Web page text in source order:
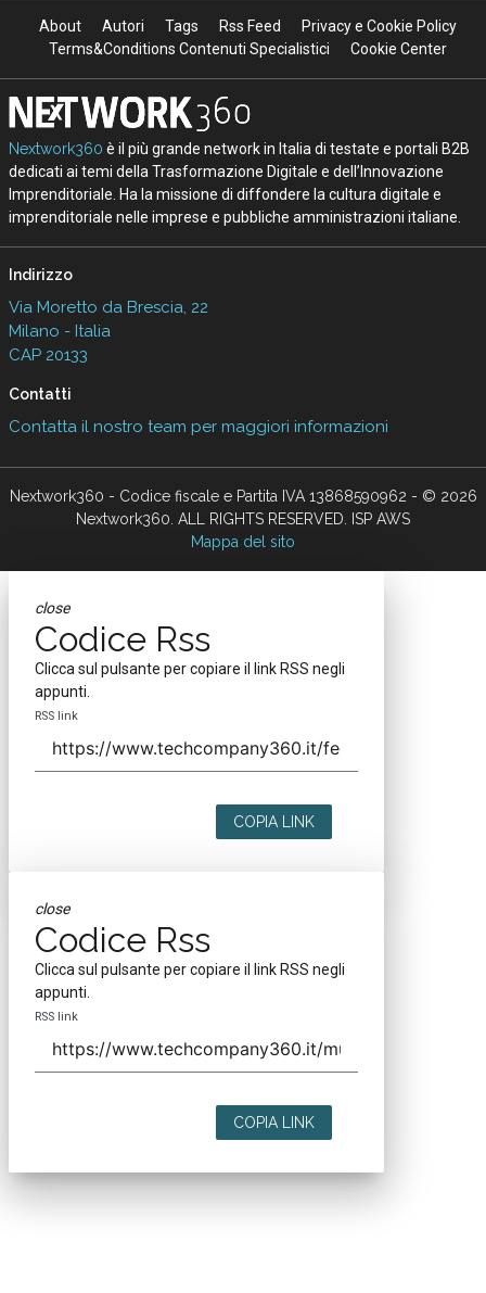
About Autori Tags Rss Feed
Privacy e Cookie Policy
Terms&Conditions Contenuti Specialistici
Cookie Center
Nextwork360 è il più grande network in Italia di testate e portali B2B
dedicati ai temi della Trasformazione Digitale e dell’Innovazione
Imprenditoriale. Ha la missione di diffondere la cultura digitale e
imprenditoriale nelle imprese e pubbliche amministrazioni italiane.
Indirizzo
Via Moretto da Brescia, 22
Milano - Italia
CAP 20133
Contatti
Contatta il nostro team per maggiori informazioni
Nextwork360 - Codice fiscale e Partita IVA 13868590962 - © 2026
Nextwork360. ALL RIGHTS RESERVED. ISP AWS
Mappa del sito
close
Codice Rss
Clicca sul pulsante per copiare il link RSS negli
appunti.
RSS link
COPIA LINK
close
Codice Rss
Clicca sul pulsante per copiare il link RSS negli
appunti.
RSS link
COPIA LINK